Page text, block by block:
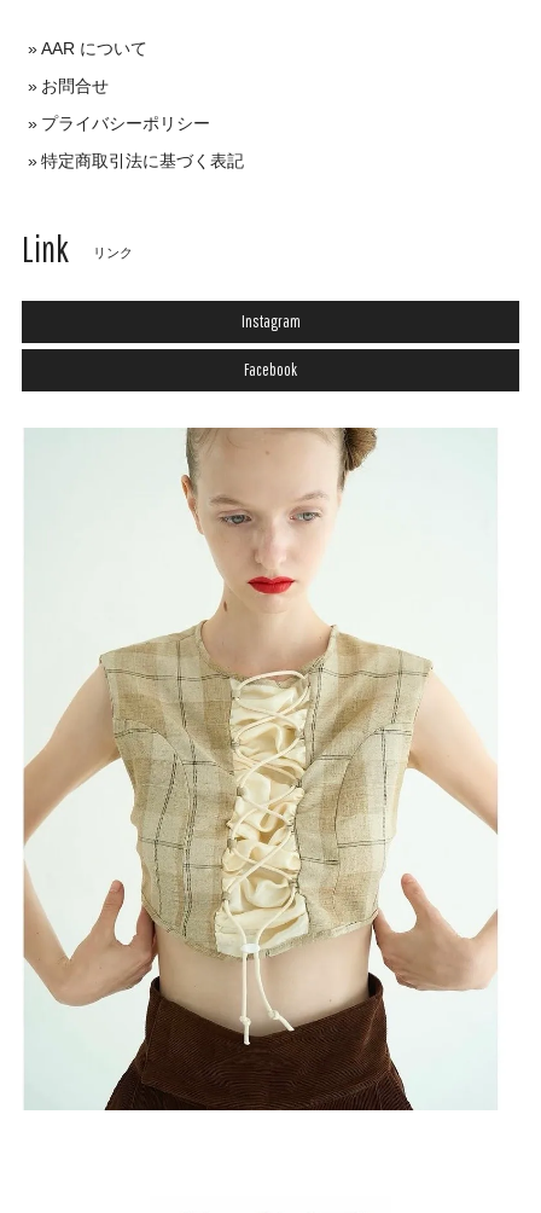
AAR について
お問合せ
プライバシーポリシー
特定商取引法に基づく表記
Link リンク
Instagram
Facebook